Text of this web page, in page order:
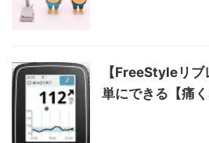
【FreeStyleリ
単にできる【痛く